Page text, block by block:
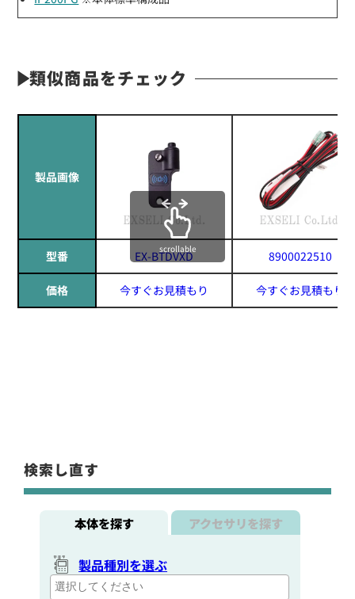
類似商品をチェック
製品画像
型番 EX-BTDVXD 8900022510
価格 今すぐお見積もり 今すぐお見積もり
scrollable
検索し直す
本体を探す アクセサリを探す
製品種別を選ぶ